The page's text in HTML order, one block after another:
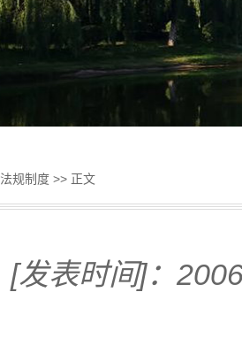
法规制度 >> 正文
[发表时间]：